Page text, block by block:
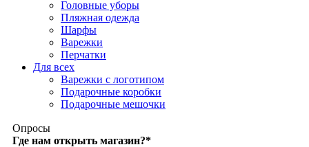
Головные уборы
Пляжная одежда
Шарфы
Варежки
Перчатки
Для всех
Варежки с логотипом
Подарочные коробки
Подарочные мешочки
Опросы
Где нам открыть магазин?*